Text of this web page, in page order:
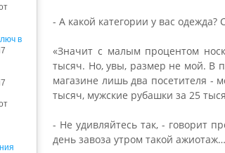
в
- А какой категории у вас
«Значит с малым процентом
тысяч. Но, увы, размер не мой. В
магазине лишь два посетителя -
тысяч, мужские рубашки за 25
- Не удивляйтесь так, - говорит
день завоза утром такой